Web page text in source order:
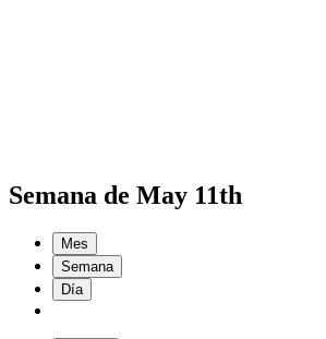
Semana de May 11th
Mes
Semana
Día